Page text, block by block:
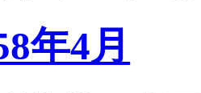
年4月